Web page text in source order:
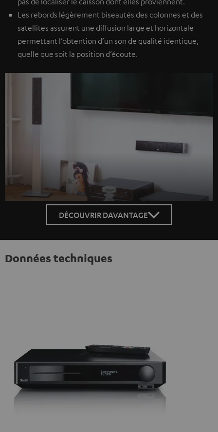
Les rebords légèrement biseautés des colonnes et des
satellites assurent une diffusion large et horizontale
permettant l’obtention d’un son de qualité identique,
quelle que soit la position d’écoute.
DÉCOUVRIR DAVANTAGE
Données techniques